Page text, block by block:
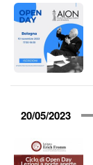
20/05/2023